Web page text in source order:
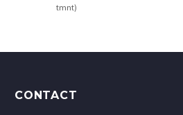
tmnt)
CONTACT